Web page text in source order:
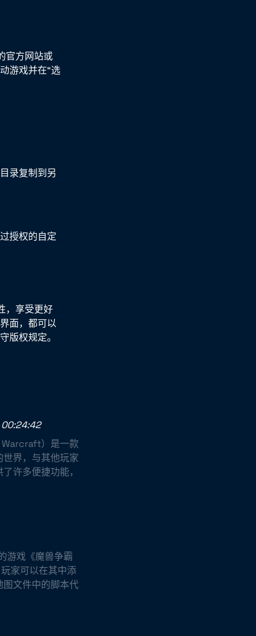
官方网站或
游戏并在“选
录复制到另
授权的自定
，享受更好
面，都可以
版权规定。
Warcraft）是一款
界，与其他玩家
许多便捷功能，
游戏《魔兽争霸
家可以在其中添
文件中的脚本代